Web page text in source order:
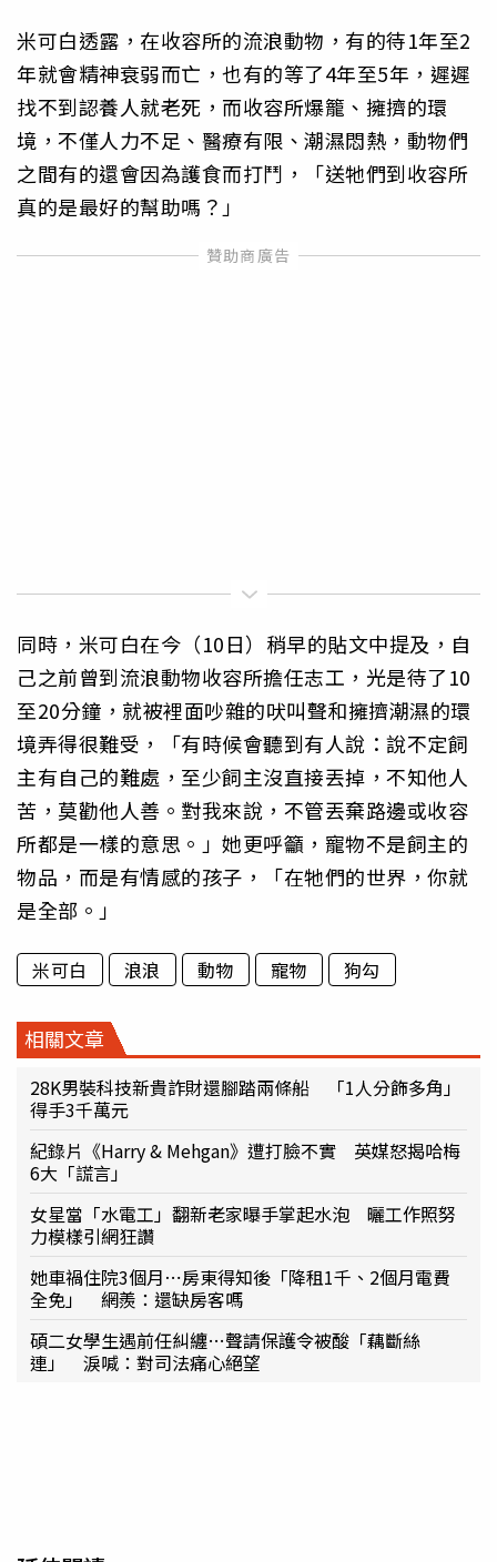
米可白透露，在收容所的流浪動物，有的待1年至2
年就會精神衰弱而亡，也有的等了4年至5年，遲遲
找不到認養人就老死，而收容所爆籠、擁擠的環
境，不僅人力不足、醫療有限、潮濕悶熱，動物們
之間有的還會因為護食而打鬥，「送牠們到收容所
真的是最好的幫助嗎？」
同時，米可白在今（10日）稍早的貼文中提及，自
己之前曾到流浪動物收容所擔任志工，光是待了10
至20分鐘，就被裡面吵雜的吠叫聲和擁擠潮濕的環
境弄得很難受，「有時候會聽到有人說：說不定飼
主有自己的難處，至少飼主沒直接丟掉，不知他人
苦，莫勸他人善。對我來說，不管丟棄路邊或收容
所都是一樣的意思。」她更呼籲，寵物不是飼主的
物品，而是有情感的孩子，「在牠們的世界，你就
是全部。」
米可白 浪浪 動物 寵物 狗勾
相關文章
28K男裝科技新貴詐財還腳踏兩條船 「1人分飾多角」
得手3千萬元
紀錄片《Harry & Mehgan》遭打臉不實 英媒怒揭哈梅
6大「謊言」
女星當「水電工」翻新老家曝手掌起水泡 曬工作照努
力模樣引網狂讚
她車禍住院3個月⋯房東得知後「降租1千、2個月電費
全免」 網羨：還缺房客嗎
碩二女學生遇前任糾纏…聲請保護令被酸「藕斷絲
連」 淚喊：對司法痛心絕望